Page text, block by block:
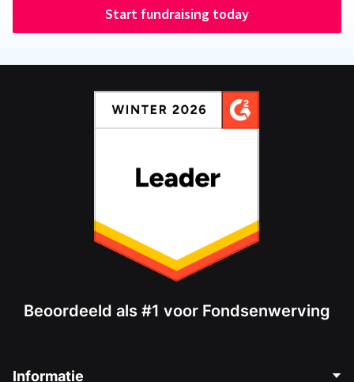
Start fundraising today
Beoordeeld als #1 voor Fondsenwerving
Informatie